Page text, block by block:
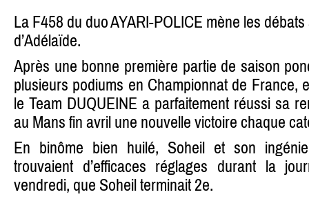
La F458 du duo AYARI-POLICE mène les
d’Adélaïde.
Après une bonne première partie de saison
plusieurs podiums en Championnat de France,
le Team DUQUEINE a parfaitement réussi sa
au Mans fin avril une nouvelle victoire chaque
En binôme bien huilé, Soheil et son
trouvaient d’efficaces réglages durant la
vendredi, que Soheil terminait 2e.